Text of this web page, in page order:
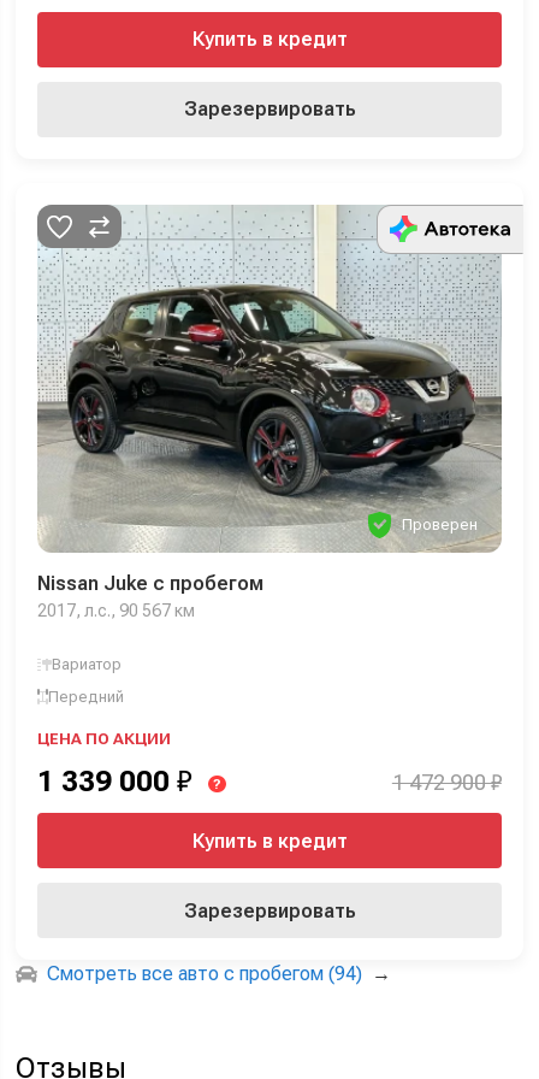
Купить в кредит
Зарезервировать
Проверен
Nissan Juke с пробегом
2017, л.с., 90 567 км
Вариатор
Передний
ЦЕНА ПО АКЦИИ
1 339 000 ₽ ? 1 472 900 ₽
Купить в кредит
Зарезервировать
Смотреть все авто с пробегом (94) →
Отзывы